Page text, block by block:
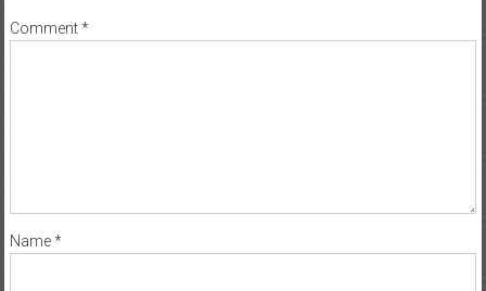
Comment*
Name*